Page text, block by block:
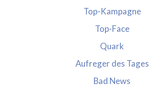
Top-Kampagne
Top-Face
Quark
Aufreger des Tages
Bad News